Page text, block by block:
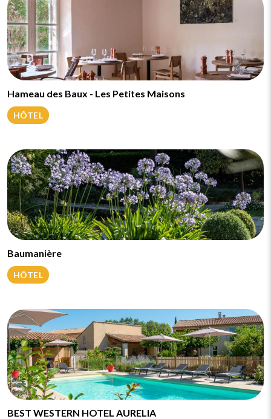
Hameau des Baux - Les Petites Maisons
HÔTEL
Baumanière
HÔTEL
BEST WESTERN HOTEL AURELIA